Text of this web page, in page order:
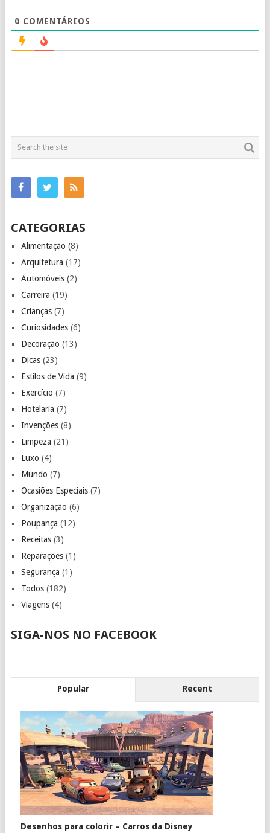
0 COMENTÁRIOS
CATEGORIAS
Alimentação (8)
Arquitetura (17)
Automóveis(2)
Carreira (19)
Crianças(7)
Curiosidades(6)
Decoração (13)
Dicas(23)
Estilos de Vida (9)
Exercício (7)
Hotelaria (7)
Invenções(8)
Limpeza (21)
Luxo (4)
Mundo (7)
Ocasiões Especiais(7)
Organização (6)
Poupança (12)
Receitas(3)
Reparações(1)
Segurança (1)
Todos(182)
Viagens(4)
SIGA-NOS NO FACEBOOK
Popular Recent
Desenhos para colorir – Carros da Disney